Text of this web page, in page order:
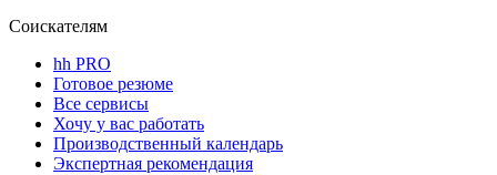
Соискателям
hh PRO
Готовое резюме
Все сервисы
Хочу у вас работать
Производственный календарь
Экспертная рекомендация